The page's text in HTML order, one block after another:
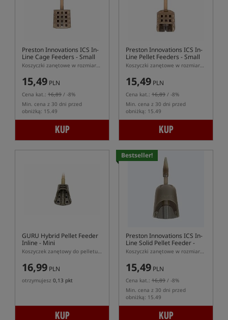
Preston Innovations ICS In-
Line Cage Feeders - Small
Koszyczki zanętowe w rozmiarze S z systemem szybkiej wymiany ICS
15,49 PLN
Cena kat.: 16,89 / -8%
Min. cena z 30 dni przed
obniżką: 15.49
KUP
Preston Innovations ICS In-
Line Pellet Feeders - Small
Koszyczki zanętowe w rozmiarze S z systemem szybkiej wymiany ICS
15,49 PLN
Cena kat.: 16,89 / -8%
Min. cena z 30 dni przed
obniżką: 15.49
KUP
GURU Hybrid Pellet Feeder
Inline - Mini
Koszyczek zanętowy do pelletu w rozmiarze Mini
16,99 PLN
otrzymujesz 0,13 pkt
KUP
Bestseller!
Preston Innovations ICS In-
Line Solid Pellet Feeder -
Medium
Koszyczki zanętowe w rozmiarze M z systemem szybkiej wymiany ICS
15,49 PLN
Cena kat.: 16,89 / -8%
Min. cena z 30 dni przed
obniżką: 15.49
KUP